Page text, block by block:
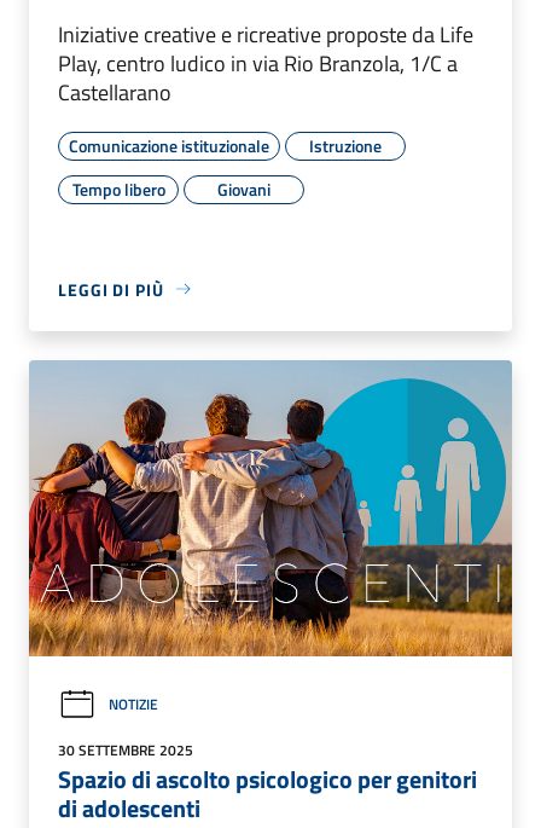
Iniziative creative e ricreative proposte da Life
Play, centro ludico in via Rio Branzola, 1/C a
Castellarano
Comunicazione istituzionale
Istruzione
Tempo libero
Giovani
LEGGI DI PIÙ
NOTIZIE
30 SETTEMBRE 2025
Spazio di ascolto psicologico per genitori
di adolescenti